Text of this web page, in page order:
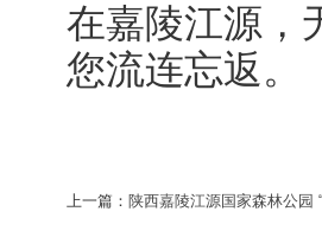
在嘉陵江源，
您流连忘返。
上一篇： 陕西嘉陵江源国家森林公园